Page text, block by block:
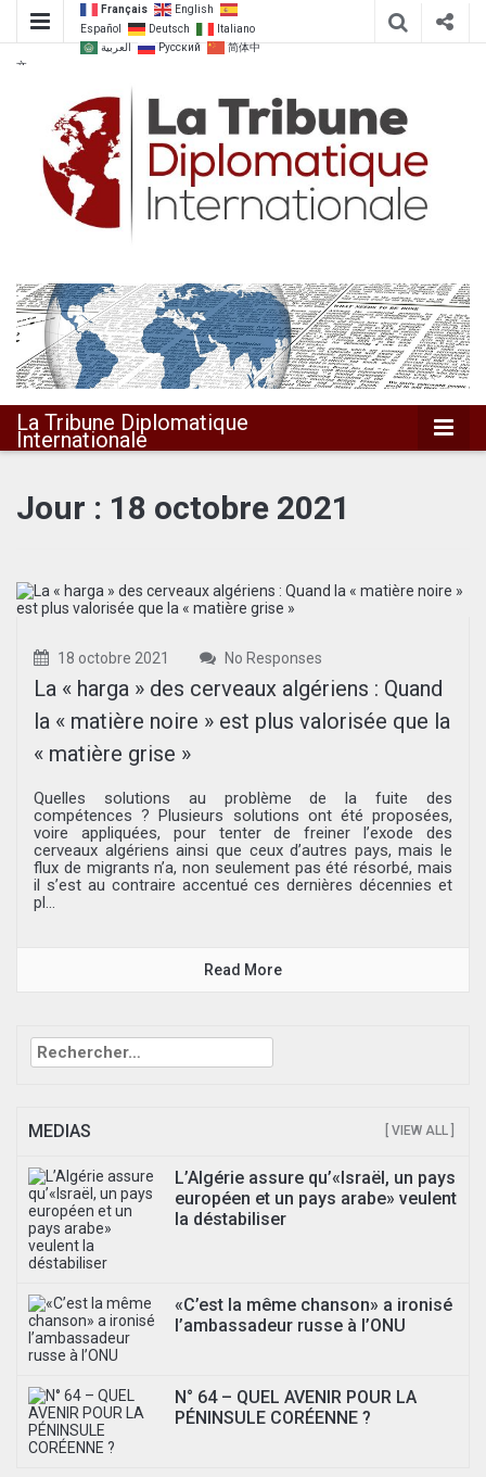
Français
English
Español
Deutsch
Italiano
العربية
Русский
简体中
文
La Tribune
Diplomatique
Internationale
La Tribune Diplomatique
Internationale
Jour : 18 octobre 2021
18 octobre 2021 No Responses
La « harga » des cerveaux algériens : Quand
la « matière noire » est plus valorisée que la
« matière grise »
Quelles solutions au problème de la fuite des
compétences ? Plusieurs solutions ont été proposées,
voire appliquées, pour tenter de freiner l’exode des
cerveaux algériens ainsi que ceux d’autres pays, mais le
flux de migrants n’a, non seulement pas été résorbé, mais
il s’est au contraire accentué ces dernières décennies et
pl...
Read More
Rechercher :
MEDIAS [ VIEW ALL ]
L’Algérie assure qu’«Israël, un pays
européen et un pays arabe» veulent
la déstabiliser
«C’est la même chanson» a ironisé
l’ambassadeur russe à l’ONU
N° 64 – QUEL AVENIR POUR LA
PÉNINSULE CORÉENNE ?